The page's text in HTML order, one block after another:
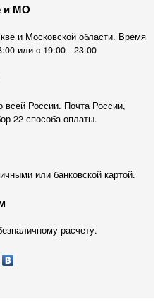
и МО
и Московской области. Время
или c 19:00 - 23:00
всей России. Почта России,
22 способа оплаты.
или банковской картой.
расчету.